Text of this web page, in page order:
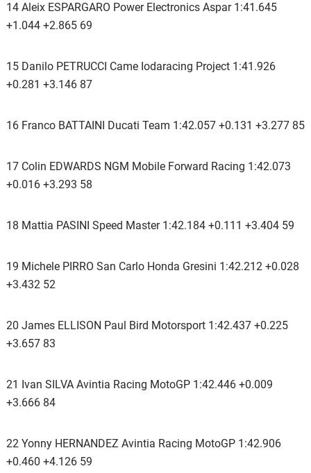
14 Aleix ESPARGARO Power Electronics Aspar 1:41.645
+1.044 +2.865 69
15 Danilo PETRUCCI Came Iodaracing Project 1:41.926
+0.281 +3.146 87
16 Franco BATTAINI Ducati Team 1:42.057 +0.131 +3.277 85
17 Colin EDWARDS NGM Mobile Forward Racing 1:42.073
+0.016 +3.293 58
18 Mattia PASINI Speed Master 1:42.184 +0.111 +3.404 59
19 Michele PIRRO San Carlo Honda Gresini 1:42.212 +0.028
+3.432 52
20 James ELLISON Paul Bird Motorsport 1:42.437 +0.225
+3.657 83
21 Ivan SILVA Avintia Racing MotoGP 1:42.446 +0.009
+3.666 84
22 Yonny HERNANDEZ Avintia Racing MotoGP 1:42.906
+0.460 +4.126 59